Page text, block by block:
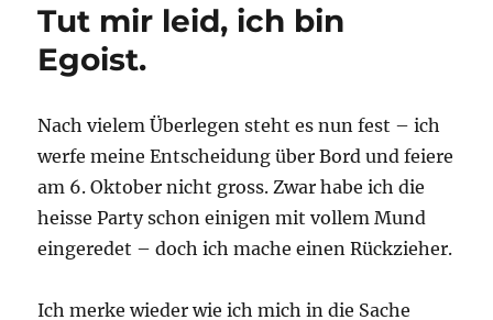
Tut mir leid, ich bin
Egoist.
Nach vielem Überlegen steht es nun fest – ich
werfe meine Entscheidung über Bord und feiere
am 6. Oktober nicht gross. Zwar habe ich die
heisse Party schon einigen mit vollem Mund
eingeredet – doch ich mache einen Rückzieher.
Ich merke wieder wie ich mich in die Sache